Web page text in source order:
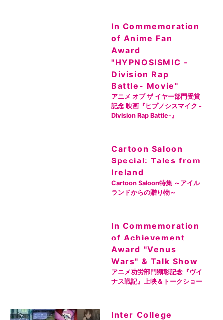
In Commemoration
of Anime Fan
Award
"HYPNOSISMIC -
Division Rap
Battle- Movie"
アニメ オブ ザ イヤー部門受賞
記念 映画『ヒプノシスマイク -
Division Rap Battle-』
Cartoon Saloon
Special: Tales from
Ireland
Cartoon Saloon特集 ～アイル
ランドからの贈り物～
In Commemoration
of Achievement
Award "Venus
Wars" & Talk Show
アニメ功労部門顕彰記念『ヴイ
ナス戦記』上映＆トークショー
Inter College